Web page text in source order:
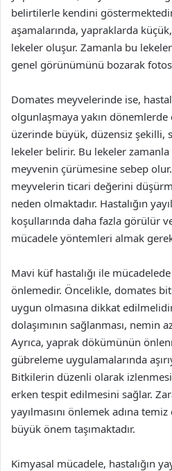
belirtilerle kendini
aşamalarında, yapraklarda
lekeler oluşur. Zamanla bu
genel görünümünü bozarak
Domates meyvelerinde ise,
olgunlaşmaya yakın dönemlerde
üzerinde büyük, düzensiz şekilli,
lekeler belirir. Bu lekeler
meyvenin çürümesine sebep
meyvelerin ticari değerini
neden olmaktadır. Hastalığın
koşullarında daha fazla görülür
mücadele yöntemleri almak
Mavi küf hastalığı ile
önlemedir. Öncelikle, domates
uygun olmasına dikkat
dolaşımının sağlanması, nemin
Ayrıca, yaprak dökümünün
gübreleme uygulamalarında
Bitkilerin düzenli olarak
erken tespit edilmesini sağlar.
yayılmasını önlemek adına
büyük önem taşımaktadır.
Kimyasal mücadele, hastalığın